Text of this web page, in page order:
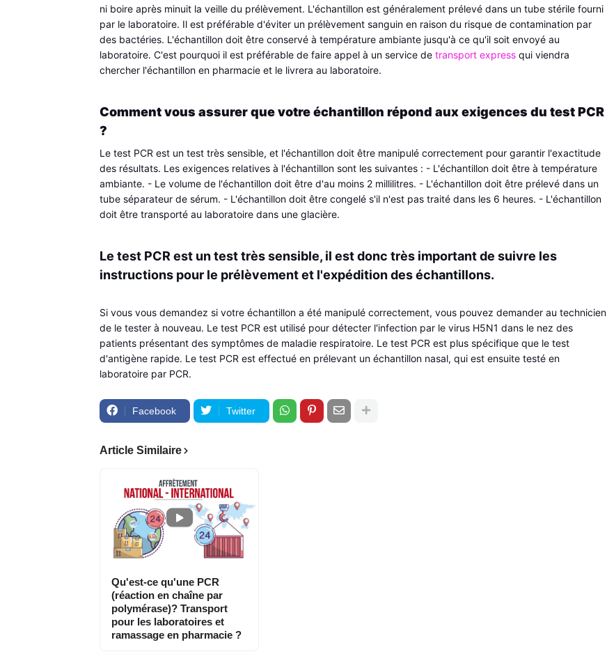
ni boire après minuit la veille du prélèvement. L'échantillon est généralement prélevé dans un tube stérile fourni
par le laboratoire. Il est préférable d'éviter un prélèvement sanguin en raison du risque de contamination par
des bactéries. L'échantillon doit être conservé à température ambiante jusqu'à ce qu'il soit envoyé au
laboratoire. C'est pourquoi il est préférable de faire appel à un service de transport express qui viendra
chercher l'échantillon en pharmacie et le livrera au laboratoire.
Comment vous assurer que votre échantillon répond aux exigences du test PCR
?
Le test PCR est un test très sensible, et l'échantillon doit être manipulé correctement pour garantir l'exactitude
des résultats. Les exigences relatives à l'échantillon sont les suivantes : - L'échantillon doit être à température
ambiante. - Le volume de l'échantillon doit être d'au moins 2 millilitres. - L'échantillon doit être prélevé dans un
tube séparateur de sérum. - L'échantillon doit être congelé s'il n'est pas traité dans les 6 heures. - L'échantillon
doit être transporté au laboratoire dans une glacière.
Le test PCR est un test très sensible, il est donc très important de suivre les
instructions pour le prélèvement et l'expédition des échantillons.
Si vous vous demandez si votre échantillon a été manipulé correctement, vous pouvez demander au technicien
de le tester à nouveau. Le test PCR est utilisé pour détecter l'infection par le virus H5N1 dans le nez des
patients présentant des symptômes de maladie respiratoire. Le test PCR est plus spécifique que le test
d'antigène rapide. Le test PCR est effectué en prélevant un échantillon nasal, qui est ensuite testé en
laboratoire par PCR.
Facebook Twitter
Article Similaire
Qu'est-ce qu'une PCR
(réaction en chaîne par
polymérase)? Transport
pour les laboratoires et
ramassage en pharmacie ?